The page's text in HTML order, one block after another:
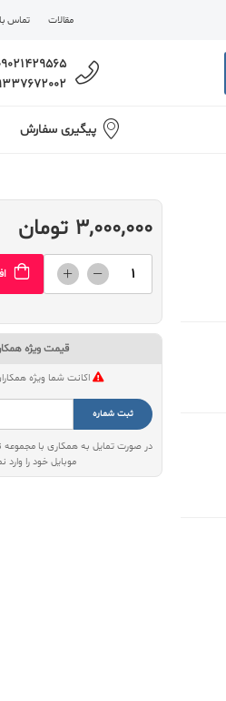
مقالات تماس
پیگیری سفارش
3,000,000 تومان
قیمت ویژه
اکانت شما ویژه
ثبت شماره
در صورت تمایل به همکاری با مجموعه
موبایل خود را وارد